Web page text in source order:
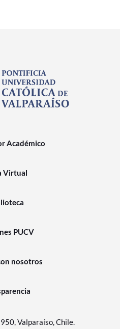
Académico
Virtual
PUCV
nosotros
Valparaíso, Chile.